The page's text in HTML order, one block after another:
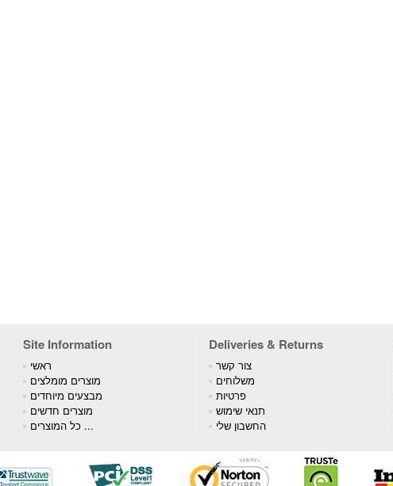
Site Information Deliveries & Returns
ראשי
מוצרים מומלצים
מבצעים מיוחדים
מוצרים חדשים
כל המוצרים ...
צור קשר
משלוחים
פרטיות
תנאי שימוש
החשבון שלי